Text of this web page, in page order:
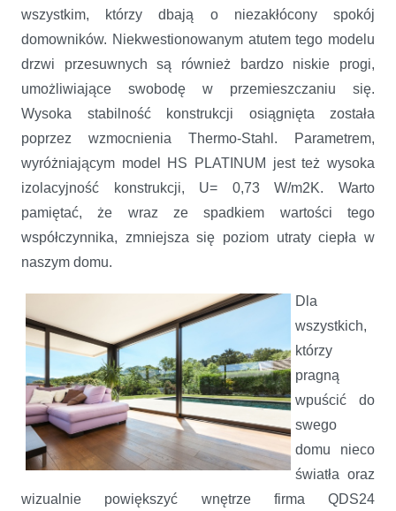
wszystkim, którzy dbają o niezakłócony spokój
domowników. Niekwestionowanym atutem tego modelu
drzwi przesuwnych są również bardzo niskie progi,
umożliwiające swobodę w przemieszczaniu się.
Wysoka stabilność konstrukcji osiągnięta została
poprzez wzmocnienia Thermo-Stahl. Parametrem,
wyróżniającym model HS PLATINUM jest też wysoka
izolacyjność konstrukcji, U= 0,73 W/m2K. Warto
pamiętać, że wraz ze spadkiem wartości tego
współczynnika, zmniejsza się poziom utraty ciepła w
naszym domu.
Dla
wszystkich,
którzy
pragną
wpuścić do
swego
domu nieco
światła oraz
wizualnie powiększyć wnętrze firma QDS24